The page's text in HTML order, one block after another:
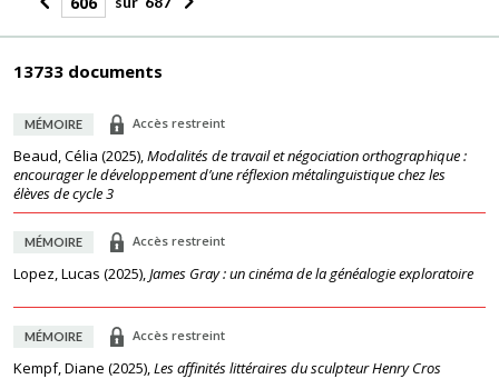
13733 documents
MÉMOIRE Accès restreint
Beaud, Célia (2025),Modalités de travail et négociation orthographique :
encourager le développement d’une réflexion métalinguistique chez les
élèves de cycle 3
MÉMOIRE Accès restreint
Lopez, Lucas (2025),James Gray : un cinéma de la généalogie exploratoire
MÉMOIRE Accès restreint
Kempf, Diane (2025),Les affinités littéraires du sculpteur Henry Cros